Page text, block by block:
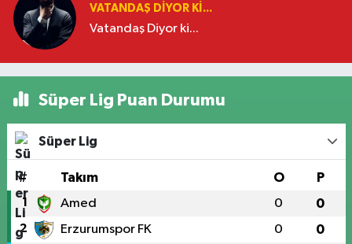
VATANDAŞ DIYOR KI...
Vatandaş Diyor ki...
Süper Lig Puan Durumu
Süper Lig
# Takım O P
1 Amed 0 0
2 Erzurumspor FK 0 0